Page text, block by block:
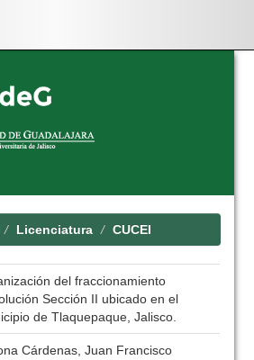
Licenciatura CUCEI
del fraccionamiento
Sección II ubicado en el
de Tlaquepaque, Jalisco.
Cárdenas, Juan Francisco